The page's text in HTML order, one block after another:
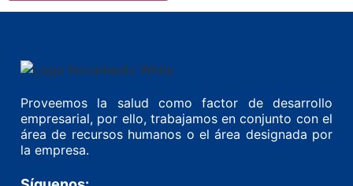
Proveemos la salud como factor de desarrollo
empresarial, por ello, trabajamos en conjunto con el
área de recursos humanos o el área designada por
la empresa.